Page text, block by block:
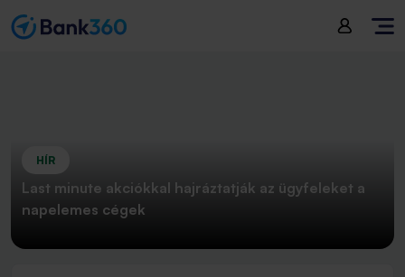
HÍR
Last minute akciókkal hajráztatják az ügyfeleket a
napelemes cégek